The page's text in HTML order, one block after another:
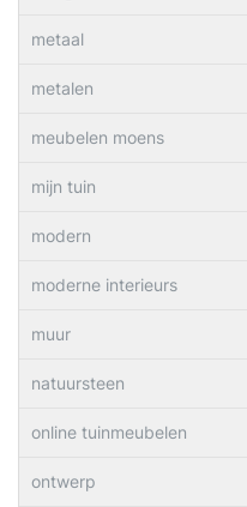
metaal
metalen
meubelen moens
mijn tuin
modern
moderne interieurs
muur
natuursteen
online tuinmeubelen
ontwerp